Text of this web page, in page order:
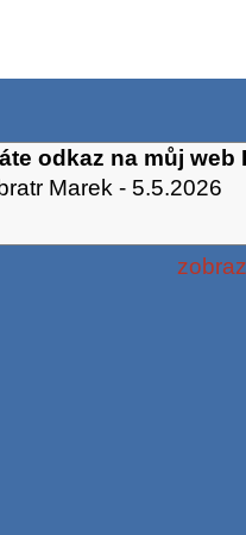
odkaz na můj
Marek - 5.5.2026